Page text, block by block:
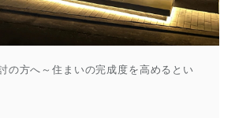
の方へ～住まいの完成度を高めるとい